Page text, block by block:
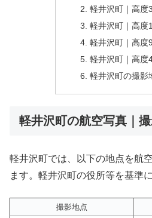
軽井沢町｜高度
軽井沢町｜高度
軽井沢町｜高度
軽井沢町｜高度
軽井沢町の撮影
軽井沢町の航空写真｜
軽井沢町では、以下の地点を航
ます。軽井沢町の役所等を基準
撮影地点